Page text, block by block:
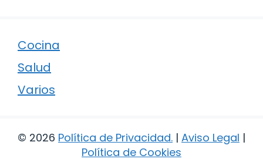
Cocina
Salud
Varios
© 2026 Política de Privacidad. | Aviso Legal |
Política de Cookies